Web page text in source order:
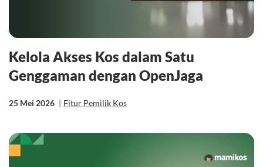
Kelola Akses Kos dalam Satu
Genggaman dengan OpenJaga
25 Mei 2026 | Fitur Pemilik Kos